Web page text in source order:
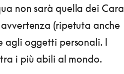
non sarà quella dei
(ripetuta anche
oggetti personali. I
i più abili al mondo.